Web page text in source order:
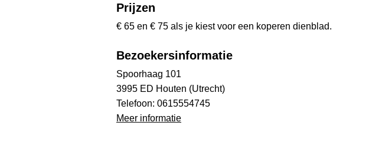
Prijzen
€ 65 en € 75 als je kiest voor een koperen dienblad.
Bezoekersinformatie
Spoorhaag 101
3995 ED Houten (Utrecht)
Telefoon: 0615554745
Meer informatie